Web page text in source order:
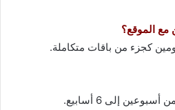
الموقع؟
كجزء من باقات متكاملة.
إلى 6 أسابيع.